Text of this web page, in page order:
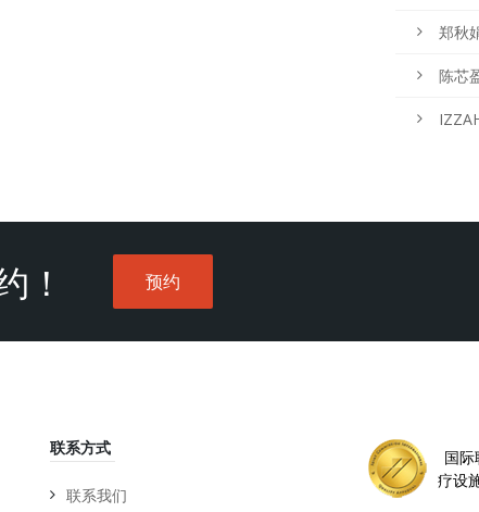
郑秋
陈芯
！ 预约
联系方式
联系我们
国际
疗设